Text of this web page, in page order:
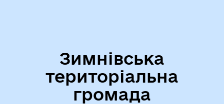
Зимнівська
територіальна
громада